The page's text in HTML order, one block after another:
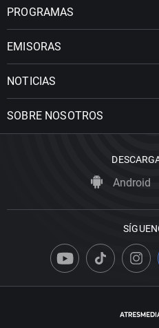
PROGRAMAS
EMISORAS
NOTICIAS
SOBRE NOSOTROS
Android